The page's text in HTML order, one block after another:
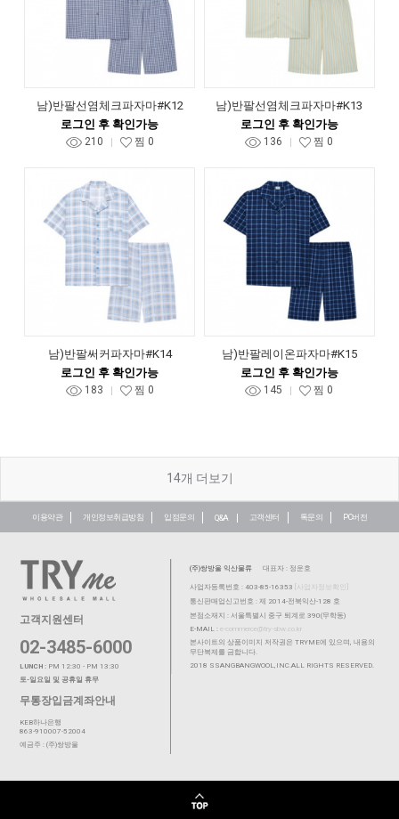
남)반팔선염체크파자마#K12
로그인 후 확인가능
210 찜 0
남)반팔선염체크파자마#K13
로그인 후 확인가능
136 찜 0
남)반팔써커파자마#K14
로그인 후 확인가능
183 찜 0
남)반팔레이온파자마#K15
로그인 후 확인가능
145 찜 0
14개 더보기
이용약관 개인정보취급방침 입점문의 Q&A 고객센터 톡문의 PC버전
고객지원센터
02-3485-6000
LUNCH : PM 12:30 - PM 13:30
토-일요일 및 공휴일 휴무
무통장입금계좌안내
KEB하나은행
863-910007-52004
예금주 : (주)쌍방울
(주)쌍방울 익산물류 대표자 : 정운호
사업자등록번호 : 403-85-16353
[사업자정보확인]
통신판매업신고번호 : 제 2014-전북익산-128 호
본점소재지 : 서울특별시 중구 퇴계로 390(무학동)
E-MAIL : e-commerce@try-sbw.co.kr
본사이트의 상품이미지 저작권은 TRYME에 있으며, 내용의
무단복제를 금합니다.
2018 SSANGBANGWOOL,INC.ALL RIGHTS RESERVED.